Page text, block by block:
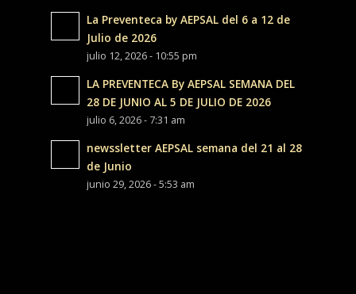
La Preventeca by AEPSAL del 6 a 12 de
Julio de 2026
julio 12, 2026 - 10:55 pm
LA PREVENTECA By AEPSAL SEMANA DEL
28 DE JUNIO AL 5 DE JULIO DE 2026
julio 6, 2026 - 7:31 am
newssletter AEPSAL semana del 21 al 28
de Junio
junio 29, 2026 - 5:53 am